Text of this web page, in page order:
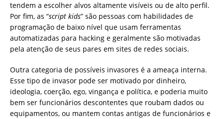
tendem a escolher alvos altamente visíveis ou de alto perfil.
Por fim, as “script kids” são pessoas com habilidades de
programação de baixo nível que usam ferramentas
automatizadas para hacking e geralmente são motivadas
pela atenção de seus pares em sites de redes sociais.
Outra categoria de possíveis invasores é a ameaça interna.
Esse tipo de invasor pode ser motivado por dinheiro,
ideologia, coerção, ego, vingança e política, e poderia muito
bem ser funcionários descontentes que roubam dados ou
equipamentos, ou mantem contas antigas de funcionários e